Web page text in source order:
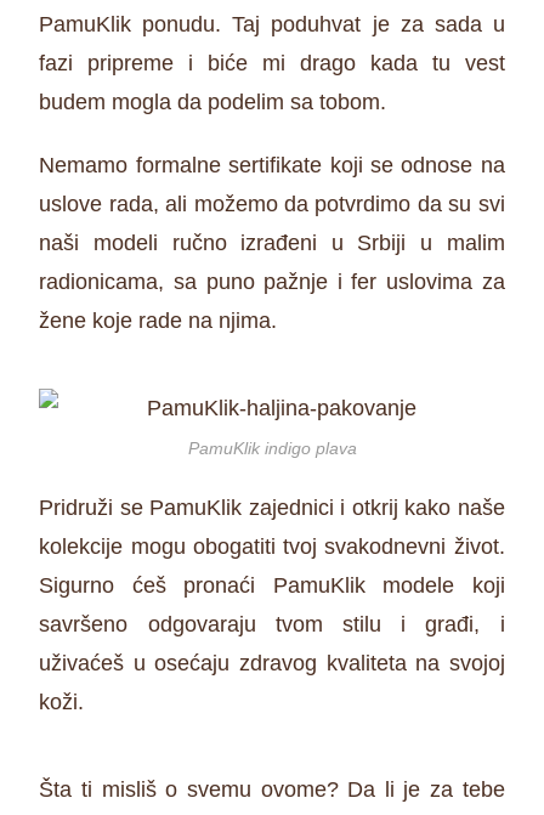
PamuKlik ponudu. Taj poduhvat je za sada u
fazi pripreme i biće mi drago kada tu vest
budem mogla da podelim sa tobom.
Nemamo formalne sertifikate koji se odnose na
uslove rada, ali možemo da potvrdimo da su svi
naši modeli ručno izrađeni u Srbiji u malim
radionicama, sa puno pažnje i fer uslovima za
žene koje rade na njima.
PamuKlik indigo plava
Pridruži se PamuKlik zajednici i otkrij kako naše
kolekcije mogu obogatiti tvoj svakodnevni život.
Sigurno ćeš pronaći PamuKlik modele koji
savršeno odgovaraju tvom stilu i građi, i
uživaćeš u osećaju zdravog kvaliteta na svojoj
koži.
Šta ti misliš o svemu ovome? Da li je za tebe